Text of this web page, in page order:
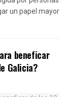
un papel mayor
beneficar
Galicia?